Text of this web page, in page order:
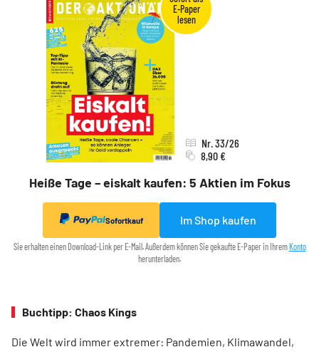
Heiße Tage – eiskalt kaufen: 5 Aktien im Fokus
Nr. 33/26
8,90 €
Sofortkauf Im Shop kaufen
Sie erhalten einen Download-Link per E-Mail. Außerdem können Sie gekaufte E-Paper in Ihrem Konto
herunterladen.
Buchtipp: Chaos Kings
Die Welt wird immer extremer: Pandemien, Klimawandel,